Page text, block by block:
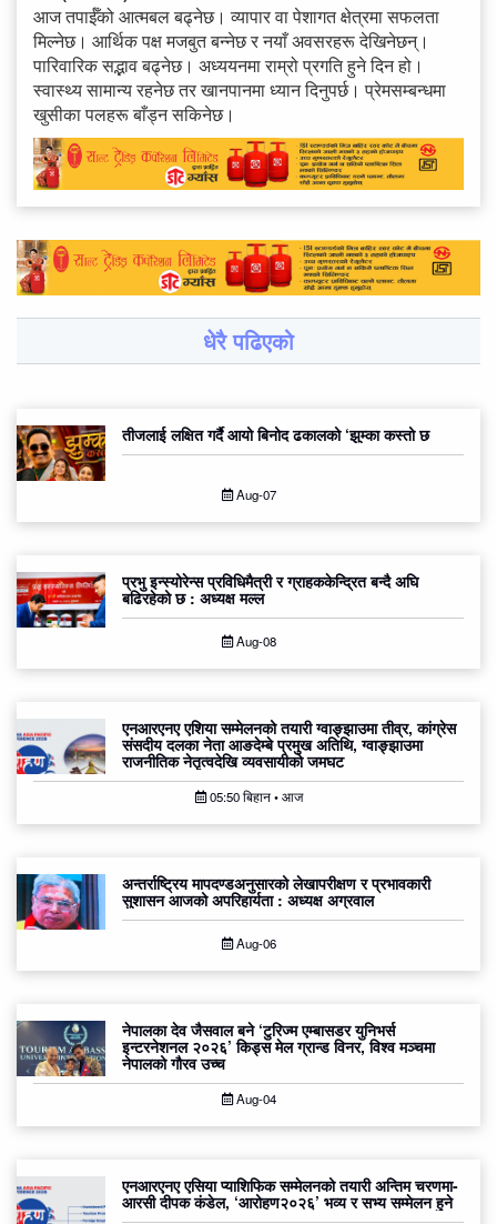
आज तपाईँको आत्मबल बढ्नेछ। व्यापार वा पेशागत क्षेत्रमा सफलता
मिल्नेछ। आर्थिक पक्ष मजबुत बन्नेछ र नयाँ अवसरहरू देखिनेछन्।
पारिवारिक सद्भाव बढ्नेछ। अध्ययनमा राम्रो प्रगति हुने दिन हो।
स्वास्थ्य सामान्य रहनेछ तर खानपानमा ध्यान दिनुपर्छ। प्रेमसम्बन्धमा
खुसीका पलहरू बाँड्न सकिनेछ।
धेरै पढिएको
तीजलाई लक्षित गर्दै आयो बिनोद ढकालको ‘झुम्का कस्तो छ
Aug-07
प्रभु इन्स्योरेन्स प्रविधिमैत्री र ग्राहककेन्द्रित बन्दै अघि
बढिरहेको छ : अध्यक्ष मल्ल
Aug-08
एनआरएनए एशिया सम्मेलनको तयारी ग्वाङ्झाउमा तीव्र, कांग्रेस
संसदीय दलका नेता आङदेम्बे प्रमुख अतिथि, ग्वाङ्झाउमा
राजनीतिक नेतृत्वदेखि व्यवसायीको जमघट
05:50 बिहान • आज
अन्तर्राष्ट्रिय मापदण्डअनुसारको लेखापरीक्षण र प्रभावकारी
सुशासन आजको अपरिहार्यता : अध्यक्ष अग्रवाल
Aug-06
नेपालका देव जैसवाल बने ‘टुरिज्म एम्बासडर युनिभर्स
इन्टरनेशनल २०२६’ किड्स मेल ग्रान्ड विनर, विश्व मञ्चमा
नेपालको गौरव उच्च
Aug-04
एनआरएनए एसिया प्याशिफिक सम्मेलनको तयारी अन्तिम चरणमा-
आरसी दीपक कंडेल, ‘आरोहण२०२६’ भव्य र सभ्य सम्मेलन हुने